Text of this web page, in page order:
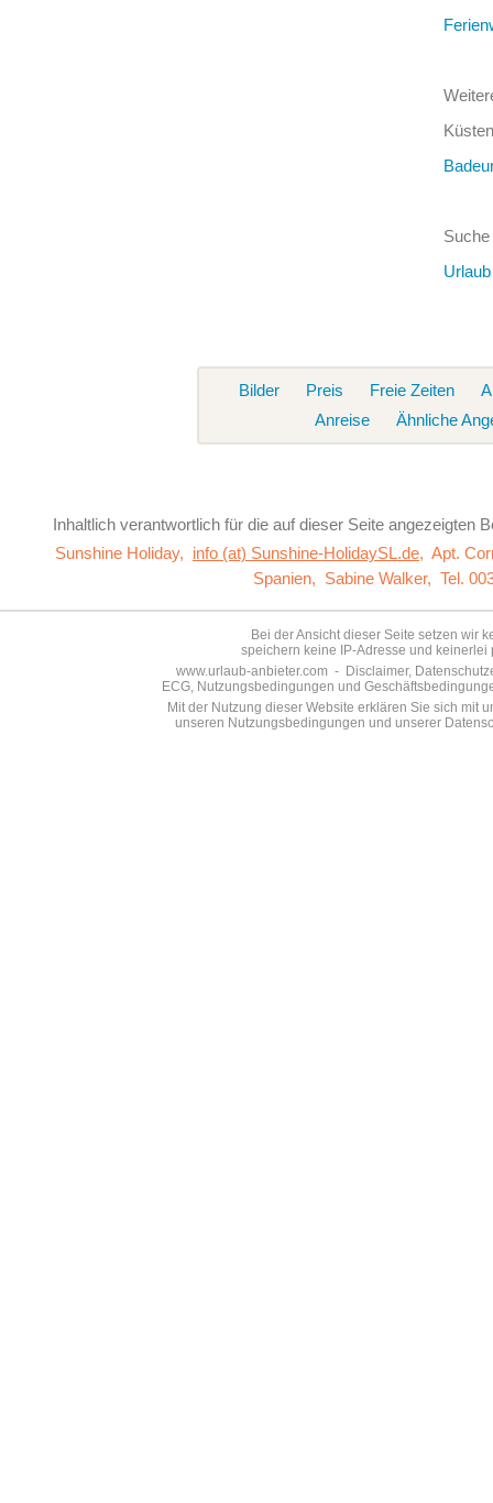
Bilder Preis Freie Zeiten
Anreise
Ähnliche
Inhaltlich verantwortlich für die auf dieser Seite angezeigten
Sunshine Holiday, info (at) Sunshine-HolidaySL.de, Apt.
Spanien, Sabine Walker, Tel.
Bei der Ansicht dieser Seite setzen wir
speichern keine IP-Adresse und keinerlei
www.urlaub-anbieter.com - Disclaimer,
ECG, Nutzungsbedingungen und
Mit der Nutzung dieser Website erklären Sie sich mit
unseren Nutzungsbedingungen und unserer